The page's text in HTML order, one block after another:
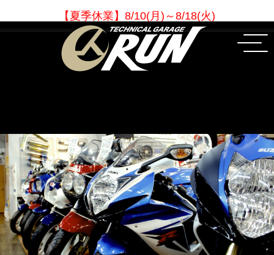
【夏季休業 】 8/10(月)～8/18(火)